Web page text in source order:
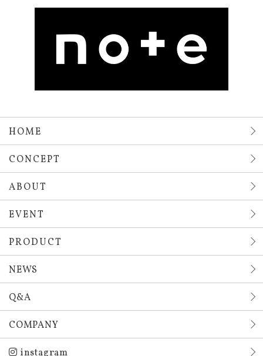
HOME
CONCEPT
ABOUT
EVENT
PRODUCT
NEWS
Q&A
COMPANY
instagram